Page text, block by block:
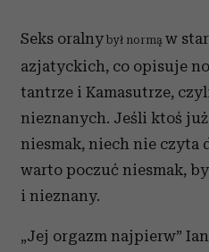
Seks oralny był normą w
azjatyckich, co opisuje
tantrze i Kamasutrze,
nieznanych. Jeśli ktoś
niesmak, niech nie czyta
warto poczuć niesmak,
i nieznany.
„Jej orgazm najpierw”